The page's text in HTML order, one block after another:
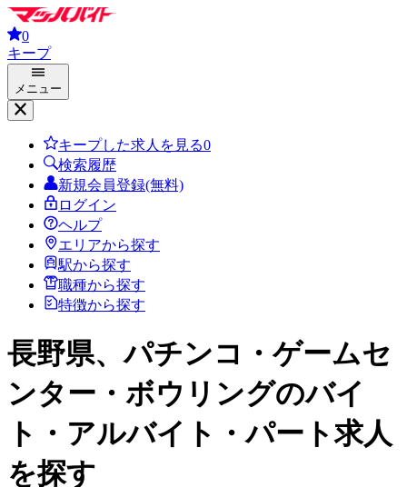
0
キープ
メニュー
キープした求人を見る0
検索履歴
新規会員登録(無料)
ログイン
ヘルプ
エリアから探す
駅から探す
職種から探す
特徴から探す
長野県、パチンコ・ゲームセ
ンター・ボウリングのバイ
ト・アルバイト・パート求人
を探す